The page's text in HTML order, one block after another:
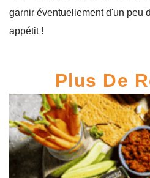
garnir éventuellement d'un peu
appétit !
Plus De